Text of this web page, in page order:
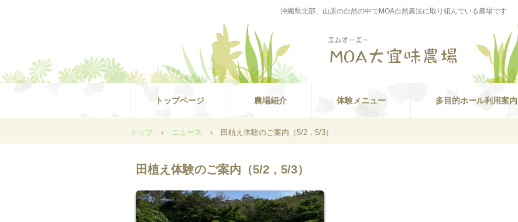
沖縄県北部、山原の自然の中でMOA自然農法に取り組んでいる農場です
トップページ 農場紹介 体験メニュー 多目的ホール利用案内
トップ › ニュース › 田植え体験のご案内（5/2，5/3）
田植え体験のご案内（5/2，5/3）